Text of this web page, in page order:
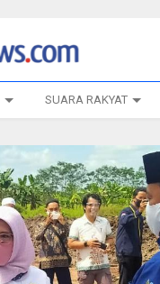
SUARA RAKYAT